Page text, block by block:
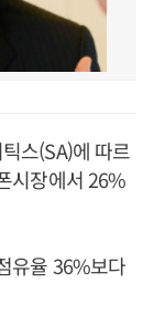
스(SA)에 따르
시장에서 26%
유율 36%보다